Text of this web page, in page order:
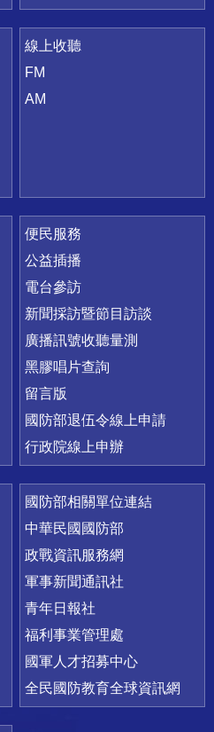
線上收聽
FM
AM
便民服務
公益插播
電台參訪
新聞採訪暨節目訪談
廣播訊號收聽量測
黑膠唱片查詢
留言版
國防部退伍令線上申請
行政院線上申辦
國防部相關單位連結
中華民國國防部
政戰資訊服務網
軍事新聞通訊社
青年日報社
福利事業管理處
國軍人才招募中心
全民國防教育全球資訊網